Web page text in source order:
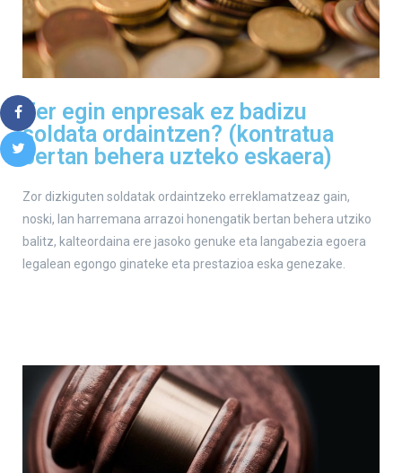
Zer egin enpresak ez badizu
soldata ordaintzen? (kontratua
bertan behera uzteko eskaera)
Zor dizkiguten soldatak ordaintzeko erreklamatzeaz gain,
noski, lan harremana arrazoi honengatik bertan behera utziko
balitz, kalteordaina ere jasoko genuke eta langabezia egoera
legalean egongo ginateke eta prestazioa eska genezake.